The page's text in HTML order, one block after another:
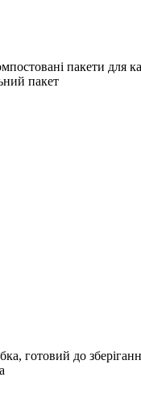
пакети для
пакет
готовий до